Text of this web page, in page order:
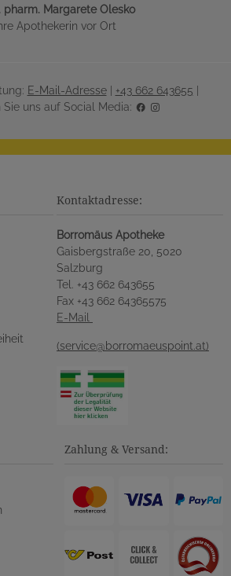
pharm. Margarete Olesko
Apothekerin vor Ort
E-Mail-Adresse| +43 662 643655 |
Sie uns auf Social Media:
Kontaktadresse:
Borromäus Apotheke
Gaisbergstraße 20, 5020
Salzburg
Tel. +43 662 643655
Fax +43 662 64365575
E-Mail
(service@borromaeuspoint.at)
Zahlung & Versand: